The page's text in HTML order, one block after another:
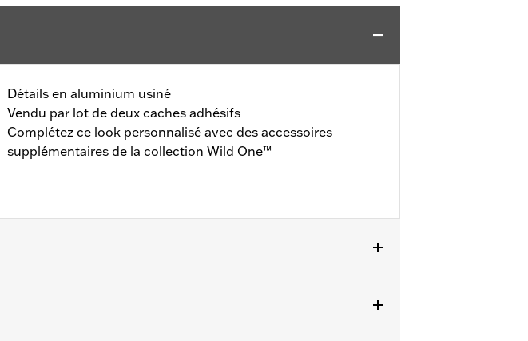
Détails en aluminium usiné
Vendu par lot de deux caches adhésifs
Complétez ce look personnalisé avec des accessoires
supplémentaires de la collection Wild One™